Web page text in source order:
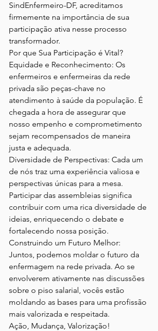
SindEnfermeiro-DF, acreditamos
firmemente na importância de sua
participação ativa nesse processo
transformador.
Por que Sua Participação é Vital?
Equidade e Reconhecimento: Os
enfermeiros e enfermeiras da rede
privada são peças-chave no
atendimento à saúde da população. É
chegada a hora de assegurar que
nosso empenho e comprometimento
sejam recompensados de maneira
Diversidade de Perspectivas: Cada um
de nós traz uma experiência valiosa e
perspectivas únicas para a mesa.
Participar das assembleias significa
contribuir com uma rica diversidade de
ideias, enriquecendo o debate e
Construindo um Futuro Melhor:
Juntos, podemos moldar o futuro da
enfermagem na rede privada. Ao se
envolverem ativamente nas discussões
sobre o piso salarial, vocês estão
moldando as bases para uma profissão
mais valorizada e respeitada.
Ação, Mudança, Valorização!